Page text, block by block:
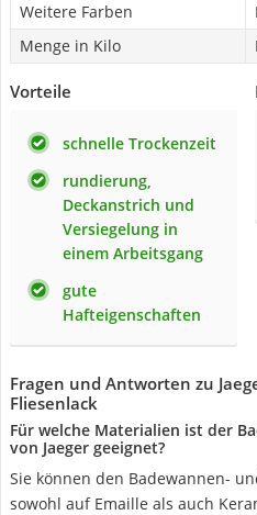
Weitere Farben
Menge in Kilo
Vorteile
schnelle Trockenzeit
rundierung,
Deckanstrich und
Versiegelung in
einem Arbeitsgang
gute
Hafteigenschaften
Fragen und Antworten zu
Fliesenlack
Für welche Materialien ist der
von Jaeger geeignet?
Sie können den Badewannen-
sowohl auf Emaille als auch